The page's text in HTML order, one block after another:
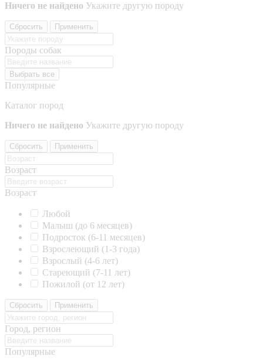
Ничего не найдено Укажите другую породу
Сбросить Применить
Породы собак
Выбрать все
Популярные
Каталог пород
Ничего не найдено Укажите другую породу
Сбросить Применить
Возраст
Возраст
Любой
Малыш (до 6 месяцев)
Подросток (6-11 месяцев)
Взрослеющий (1-3 года)
Взрослый (4-6 лет)
Стареющий (7-11 лет)
Пожилой (от 12 лет)
Сбросить Применить
Город, регион
Популярные